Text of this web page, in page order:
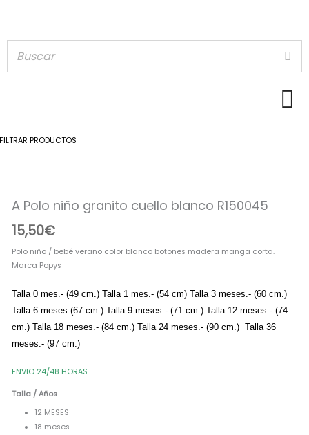
FILTRAR PRODUCTOS
A Polo niño granito cuello blanco R150045
15,50€
Polo niño / bebé verano color blanco botones madera manga corta.
Marca Popys
Talla 0 mes.- (49 cm.) Talla 1 mes.- (54 cm) Talla 3 meses.- (60 cm.)
Talla 6 meses (67 cm.) Talla 9 meses.- (71 cm.) Talla 12 meses.- (74
cm.) Talla 18 meses.- (84 cm.) Talla 24 meses.- (90 cm.)Talla 36
meses.- (97 cm.)
ENVIO 24/48 HORAS
Talla / Años
12 MESES
18 meses
niño
cuello
R150045
cantidad